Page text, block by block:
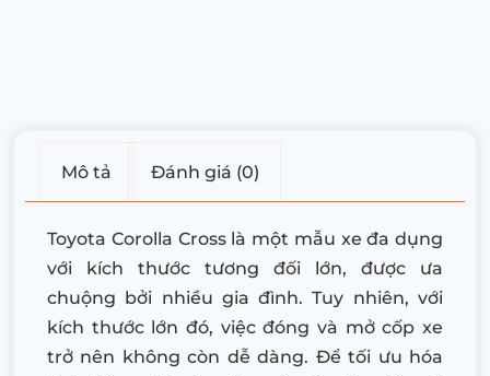
Mô tả Đánh giá (0)
Toyota Corolla Cross là một mẫu xe đa dụng
với kích thước tương đối lớn, được ưa
chuộng bởi nhiều gia đình. Tuy nhiên, với
kích thước lớn đó, việc đóng và mở cốp xe
trở nên không còn dễ dàng. Để tối ưu hóa